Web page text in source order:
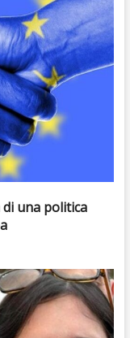
una politica